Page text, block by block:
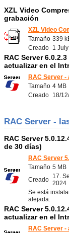
XZL Video
grabación
XZL Video
Tamaño 339
Creado 1
RAC Server
actualizar en el
RAC Server -
Tamaño 4 MB
Creado 18/
RAC Server -
RAC Server
de 30 días)
RAC Server
Tamaño 5 MB
Creado 17.
2024
Se está
alejada.
RAC Server
actualizar en el
RAC Server -